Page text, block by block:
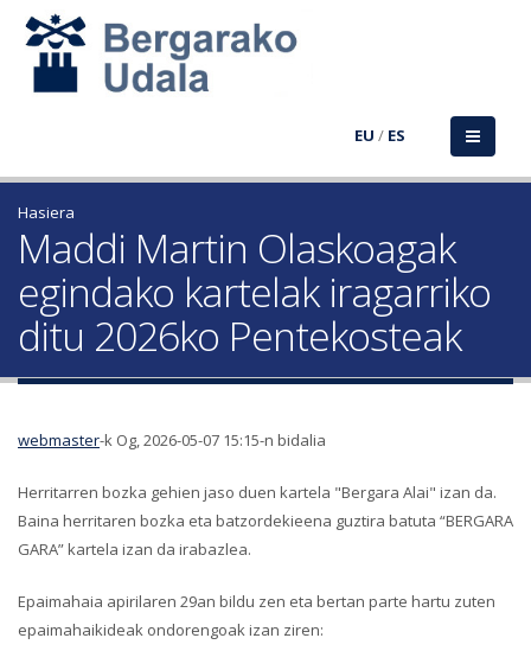
EU / ES
Hasiera
Maddi Martin Olaskoagak
egindako kartelak iragarriko
ditu 2026ko Pentekosteak
webmaster-k Og, 2026-05-07 15:15-n bidalia
Herritarren bozka gehien jaso duen kartela "Bergara Alai" izan da.
Baina herritaren bozka eta batzordekieena guztira batuta “BERGARA
GARA” kartela izan da irabazlea.
Epaimahaia apirilaren 29an bildu zen eta bertan parte hartu zuten
epaimahaikideak ondorengoak izan ziren: